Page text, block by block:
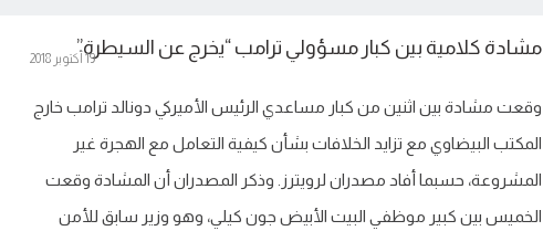
مشادة كلامية بين كبار مسؤولي ترامب “يخرج عن السيطرة”
19 أكتوبر 2018
وقعت مشادة بين اثنين من كبار مساعدي الرئيس الأميركي دونالد ترامب خارج
المكتب البيضاوي مع تزايد الخلافات بشأن كيفية التعامل مع الهجرة غير
المشروعة، حسبما أفاد مصدران لرويترز. وذكر المصدران أن المشادة وقعت
الخميس بين كبير موظفي البيت الأبيض جون كيلي، وهو وزير سابق للأمن